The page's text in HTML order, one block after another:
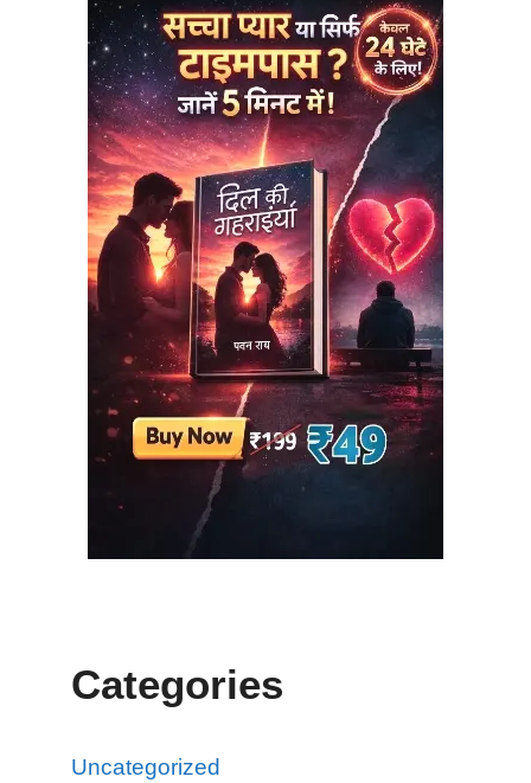
Categories
Uncategorized